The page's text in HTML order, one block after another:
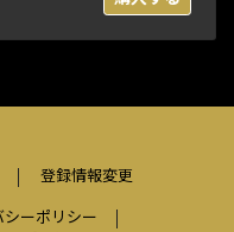
登録情報変更
シーポリシー